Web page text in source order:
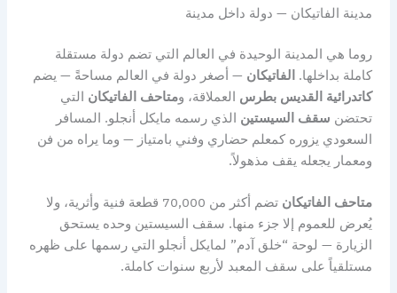
مدينة الفاتيكان — دولة داخل مدينة
روما هي المدينة الوحيدة في العالم التي تضم دولة مستقلة
كاملة بداخلها. الفاتيكان — أصغر دولة في العالم مساحةً — يضم
كاتدرائية القديس بطرس العملاقة، ومتاحف الفاتيكان التي
تحتضن سقف السيستين الذي رسمه مايكل أنجلو. المسافر
السعودي يزوره كمعلم حضاري وفني بامتياز — وما يراه من فن
ومعمار يجعله يقف مذهولاً.
متاحف الفاتيكان
تضم أكثر من 70,000 قطعة فنية وأثرية، ولا
يُعرض للعموم إلا جزء منها. سقف السيستين وحده يستحق
الزيارة — لوحة “خلق آدم” لمايكل أنجلو التي رسمها على ظهره
مستلقياً على سقف المعبد لأربع سنوات كاملة.